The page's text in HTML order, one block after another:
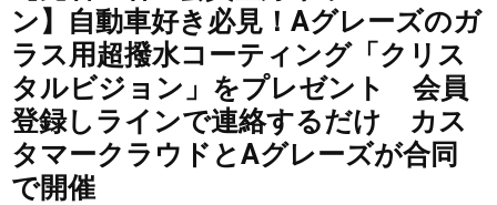
ン】自動車好き必見！Aグレーズのガ
ラス用超撥水コーティング「クリス
タルビジョン」をプレゼント 会員
登録しラインで連絡するだけ カス
タマークラウドとAグレーズが合同
で開催